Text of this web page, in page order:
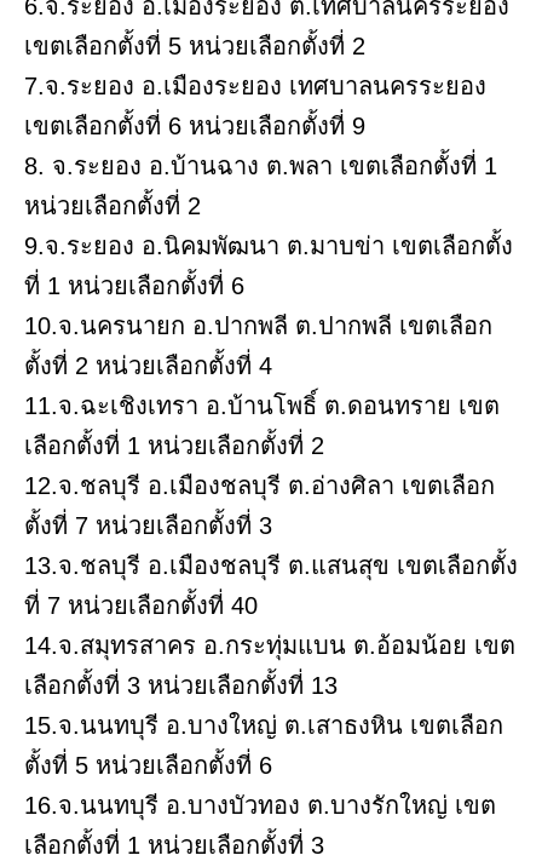
6.จ.ระยอง อ.เมืองระยอง ต.เทศบาลนครระยอง
เขตเลือกตั้งที่ 5 หน่วยเลือกตั้งที่ 2
7.จ.ระยอง อ.เมืองระยอง เทศบาลนครระยอง
เขตเลือกตั้งที่ 6 หน่วยเลือกตั้งที่ 9
8. จ.ระยอง อ.บ้านฉาง ต.พลา เขตเลือกตั้งที่ 1
หน่วยเลือกตั้งที่ 2
9.จ.ระยอง อ.นิคมพัฒนา ต.มาบข่า เขตเลือกตั้ง
ที่ 1 หน่วยเลือกตั้งที่ 6
10.จ.นครนายก อ.ปากพลี ต.ปากพลี เขตเลือก
ตั้งที่ 2 หน่วยเลือกตั้งที่ 4
11.จ.ฉะเชิงเทรา อ.บ้านโพธิ์ ต.ดอนทราย เขต
เลือกตั้งที่ 1 หน่วยเลือกตั้งที่ 2
12.จ.ชลบุรี อ.เมืองชลบุรี ต.อ่างศิลา เขตเลือก
ตั้งที่ 7 หน่วยเลือกตั้งที่ 3
13.จ.ชลบุรี อ.เมืองชลบุรี ต.แสนสุข เขตเลือกตั้ง
ที่ 7 หน่วยเลือกตั้งที่ 40
14.จ.สมุทรสาคร อ.กระทุ่มแบน ต.อ้อมน้อย เขต
เลือกตั้งที่ 3 หน่วยเลือกตั้งที่ 13
15.จ.นนทบุรี อ.บางใหญ่ ต.เสาธงหิน เขตเลือก
ตั้งที่ 5 หน่วยเลือกตั้งที่ 6
16.จ.นนทบุรี อ.บางบัวทอง ต.บางรักใหญ่ เขต
เลือกตั้งที่ 1 หน่วยเลือกตั้งที่ 3